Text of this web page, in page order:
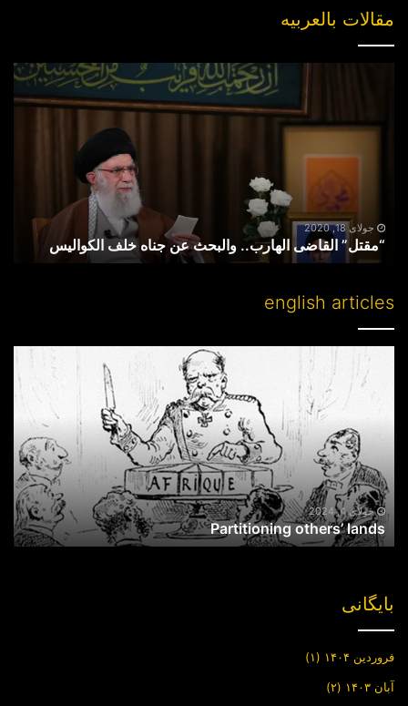
مقالات بالعربیه
والبحث
جولای 18, 2020
“مقتل” القاضی الهارب.. والبحث عن جناه خلف الکوالیس
english articles
others’
جولای 4, 2024
Partitioning others’ lands
بایگانی
فروردین ۱۴۰۴ (۱)
آبان ۱۴۰۳ (۲)